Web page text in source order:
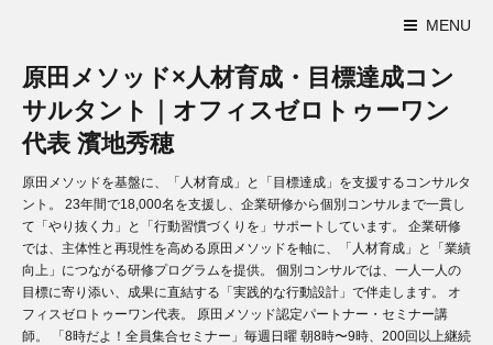
MENU
原田メソッド×人材育成・目標達成コン
サルタント｜オフィスゼロトゥーワン
代表 濱地秀穂
原田メソッドを基盤に、「人材育成」と「目標達成」を支援するコンサルタ
ント。 23年間で18,000名を支援し、企業研修から個別コンサルまで一貫し
て「やり抜く力」と「行動習慣づくりを」サポートしています。 企業研修
では、主体性と再現性を高める原田メソッドを軸に、「人材育成」と「業績
向上」につながる研修プログラムを提供。 個別コンサルでは、一人一人の
目標に寄り添い、成果に直結する「実践的な行動設計」で伴走します。 オ
フィスゼロトゥーワン代表。 原田メソッド認定パートナー・セミナー講
師。 「8時だよ！全員集合セミナー」毎週日曜 朝8時〜9時、200回以上継続